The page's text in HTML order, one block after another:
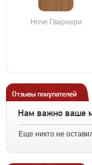
Ноче Гварнери
Отзывы покупателей
Нам важно ваше
Еще никто не